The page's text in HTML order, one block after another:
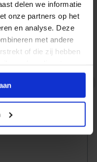
delen we informatie
onze partners op het
en analyse. Deze
met andere
of die zij hebben
Wit